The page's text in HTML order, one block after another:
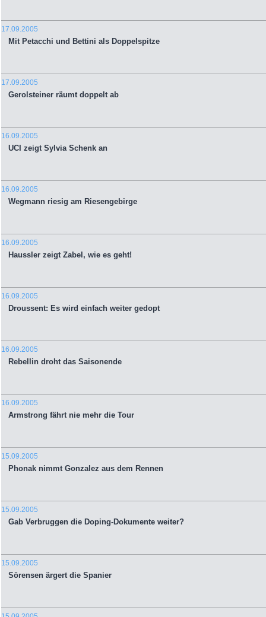
17.09.2005
Mit Petacchi und Bettini als Doppelspitze
17.09.2005
Gerolsteiner räumt doppelt ab
16.09.2005
UCI zeigt Sylvia Schenk an
16.09.2005
Wegmann riesig am Riesengebirge
16.09.2005
Haussler zeigt Zabel, wie es geht!
16.09.2005
Droussent: Es wird einfach weiter gedopt
16.09.2005
Rebellin droht das Saisonende
16.09.2005
Armstrong fährt nie mehr die Tour
15.09.2005
Phonak nimmt Gonzalez aus dem Rennen
15.09.2005
Gab Verbruggen die Doping-Dokumente weiter?
15.09.2005
Sörensen ärgert die Spanier